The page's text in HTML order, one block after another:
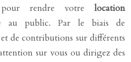
rendre votre location
au public. Par le biais de
de contributions sur différents
sur vous ou dirigez des